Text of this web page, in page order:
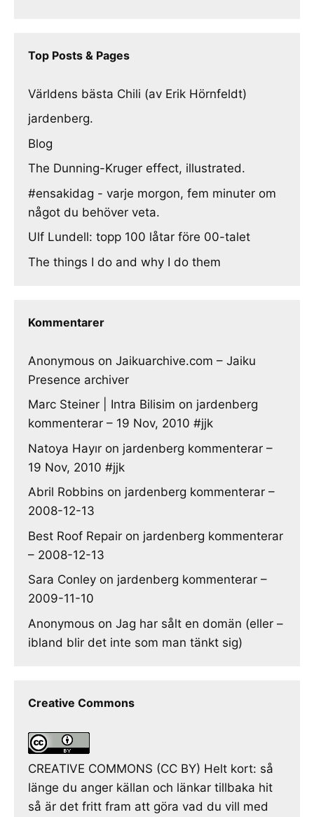
Top Posts & Pages
Världens bästa Chili (av Erik Hörnfeldt)
jardenberg.
Blog
The Dunning-Kruger effect, illustrated.
#ensakidag - varje morgon, fem minuter om
något du behöver veta.
Ulf Lundell: topp 100 låtar före 00-talet
The things I do and why I do them
Kommentarer
Anonymous on Jaikuarchive.com – Jaiku
Presence archiver
Marc Steiner | Intra Bilisim on jardenberg
kommenterar – 19 Nov, 2010 #jjk
Natoya Hayır on jardenberg kommenterar –
19 Nov, 2010 #jjk
Abril Robbins on jardenberg kommenterar –
2008-12-13
Best Roof Repair on jardenberg kommenterar
– 2008-12-13
Sara Conley on jardenberg kommenterar –
2009-11-10
Anonymous on Jag har sålt en domän (eller –
ibland blir det inte som man tänkt sig)
Creative Commons
CREATIVE COMMONS (CC BY) Helt kort: så
länge du anger källan och länkar tillbaka hit
så är det fritt fram att göra vad du vill med